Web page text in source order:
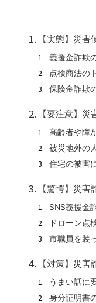
【実態】災
義援金詐欺
点検商法の
保険金詐欺
【要注意】
高齢者や障
被災地外の
住宅の被害
【驚愕】災
SNS義援金
ドローン点
市職員を装
【対策】災
うまい話に
身分証明書